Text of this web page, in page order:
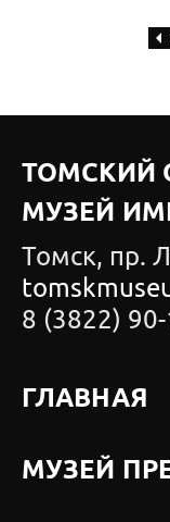
ТОМСКИЙ
МУЗЕЙ
Томск, пр.
8 (3822)
ГЛАВНАЯ
МУЗЕЙ